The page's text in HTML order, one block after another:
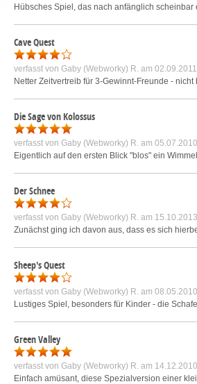
Hübsches Spiel, das nach anfänglich
Cave Quest
verfasst von Gaby (Webworky) R. am
Netter Zeitvertreib für 3-Gewinnt-Freunde -
Die Sage von Kolossus
verfasst von Gaby (Webworky) R. am
Eigentlich auf den ersten Blick "blos" ein
Der Schnee
verfasst von Gaby (Webworky) R. am
Zunächst ging ich davon aus, dass es sich
Sheep's Quest
verfasst von Gaby (Webworky) R. am
Lustiges Spiel, besonders für Kinder - die
Green Valley
verfasst von Gaby (Webworky) R. am
Einfach amüsant, diese Spezialversion einer